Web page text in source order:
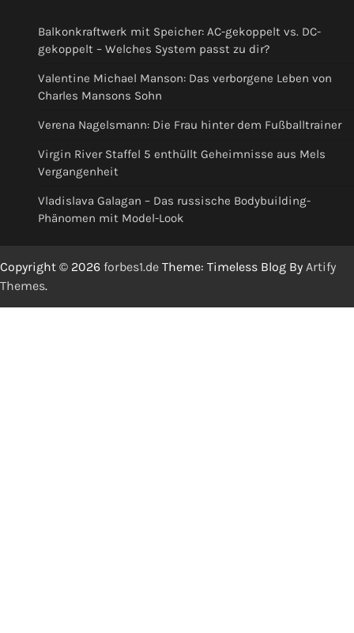
Balkonkraftwerk mit Speicher: AC-gekoppelt vs. DC-
gekoppelt – Welches System passt zu dir?
Valentine Michael Manson: Das verborgene Leben von
Charles Mansons Sohn
Verena Nagelsmann: Die Frau hinter dem Fußballtrainer
Virgin River Staffel 5 enthüllt Geheimnisse aus Mels
Vergangenheit
Vladislava Galagan – Das russische Bodybuilding-
Phänomen mit Model-Look
Copyright © 2026 forbes1.de Theme: Timeless Blog By Artify
Themes.